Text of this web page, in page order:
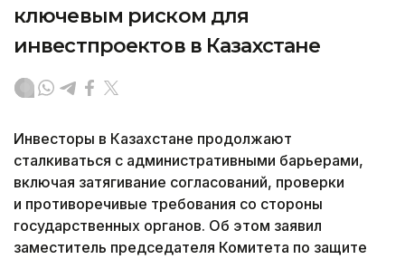
ключевым риском для
инвестпроектов в Казахстане
Инвесторы в Казахстане продолжают
сталкиваться с административными барьерами,
включая затягивание согласований, проверки
и противоречивые требования со стороны
государственных органов. Об этом заявил
заместитель председателя Комитета по защите